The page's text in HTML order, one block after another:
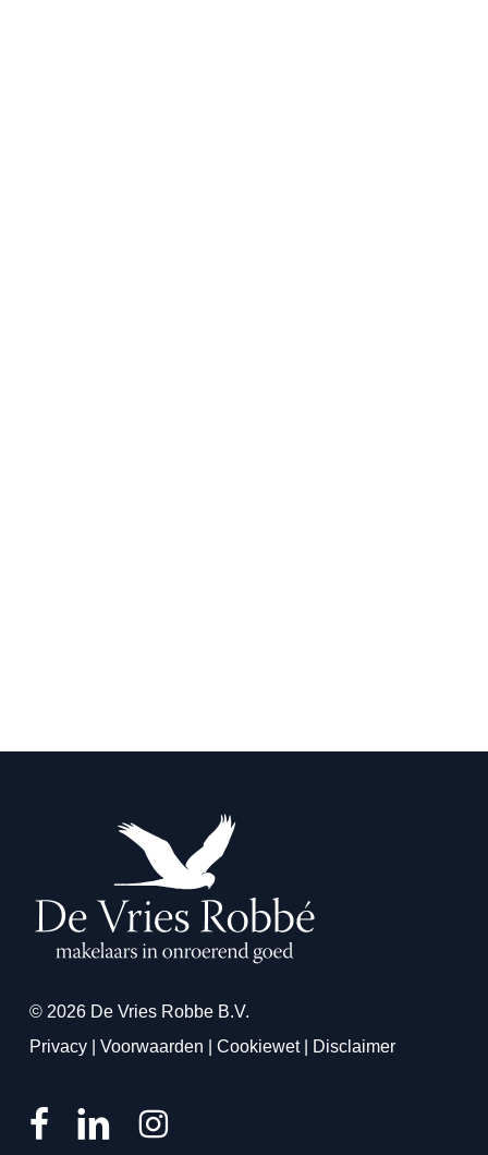
© 2026 De Vries Robbe B.V.
Privacy| Voorwaarden Cookiewet| Disclaimer